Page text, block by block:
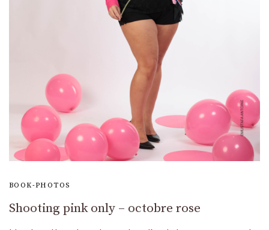
BOOK-PHOTOS
Shooting pink only – octobre rose